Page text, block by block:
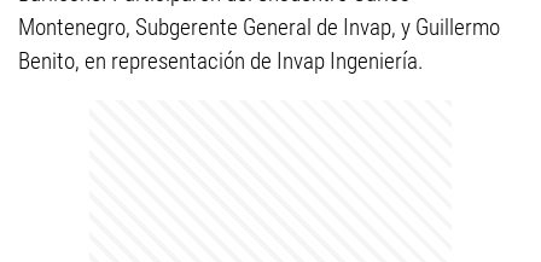
Montenegro, Subgerente General de Invap, y Guillermo
Benito, en representación de Invap Ingeniería.